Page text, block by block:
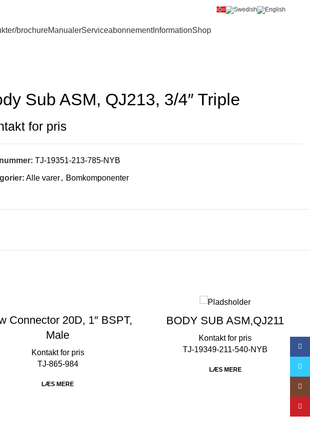
brochureManualerServiceabonnementInformationShop
Sub ASM, QJ213, 3/4″ Triple
TJ-19351-213-785-NYB
Alle varer, Bomkomponenter
Connector 20D, 1″ BSPT,
Male
TJ-865-984
LÆS MERE
BODY SUB ASM,QJ211
TJ-19349-211-540-NYB
LÆS MERE